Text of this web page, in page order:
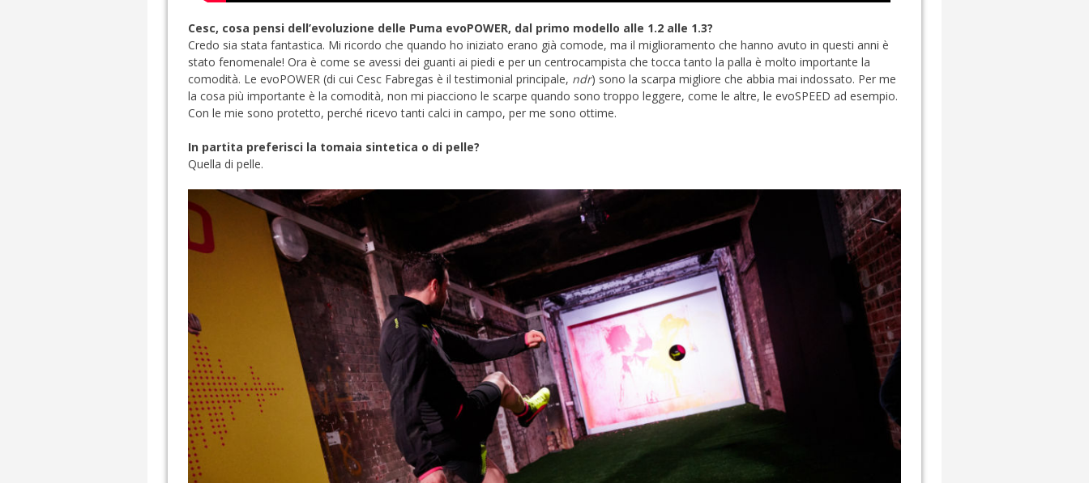
Cesc, cosa pensi dell’evoluzione delle Puma evoPOWER, dal primo modello alle 1.2 alle 1.3?
Credo sia stata fantastica. Mi ricordo che quando ho iniziato erano già comode, ma il miglioramento che hanno avuto in questi anni è
stato fenomenale! Ora è come se avessi dei guanti ai piedi e per un centrocampista che tocca tanto la palla è molto importante la
comodità. Le evoPOWER (di cui Cesc Fabregas è il testimonial principale, ndr) sono la scarpa migliore che abbia mai indossato. Per me
la cosa più importante è la comodità, non mi piacciono le scarpe quando sono troppo leggere, come le altre, le evoSPEED ad esempio.
Con le mie sono protetto, perché ricevo tanti calci in campo, per me sono ottime.
In partita preferisci la tomaia sintetica o di pelle?
Quella di pelle.